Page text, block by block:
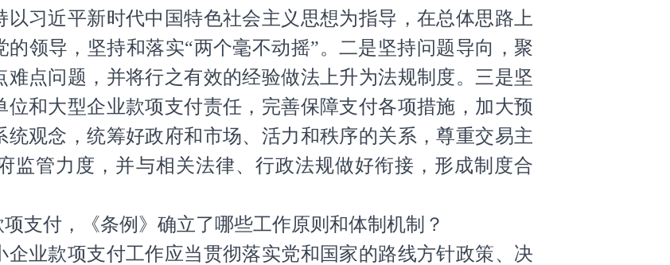
近平新时代中国特色社会主义思想为指导，在总体思路上
领导，坚持和落实“两个毫不动摇”。二是坚持问题导向，聚
点问题，并将行之有效的经验做法上升为法规制度。三是坚
和大型企业款项支付责任，完善保障支付各项措施，加大预
统观念，统筹好政府和市场、活力和秩序的关系，尊重交易主
监管力度，并与相关法律、行政法规做好衔接，形成制度合
付，《条例》确立了哪些工作原则和体制机制？
款项支付工作应当贯彻落实党和国家的路线方针政策、决